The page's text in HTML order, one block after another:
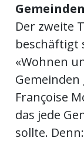
Der zweite
beschäftigt
«Wohnen
Françoise
das jede
sollte.